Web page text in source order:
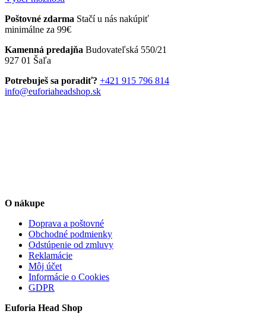
29,90 €.18,90 €.
má
viacero
Možnosti
vybrať
na
Poštovné zdarma Stačí u nás nakúpiť
minimálne za 99€
Kamenná predajňa Budovateľská 550/21
927 01 Šaľa
Potrebuješ sa poradiť? +421 915 796 814
info@euforiaheadshop.sk
O nákupe
Doprava a poštovné
Obchodné podmienky
Odstúpenie od zmluvy
Reklamácie
Môj účet
Informácie o Cookies
GDPR
Euforia Head Shop